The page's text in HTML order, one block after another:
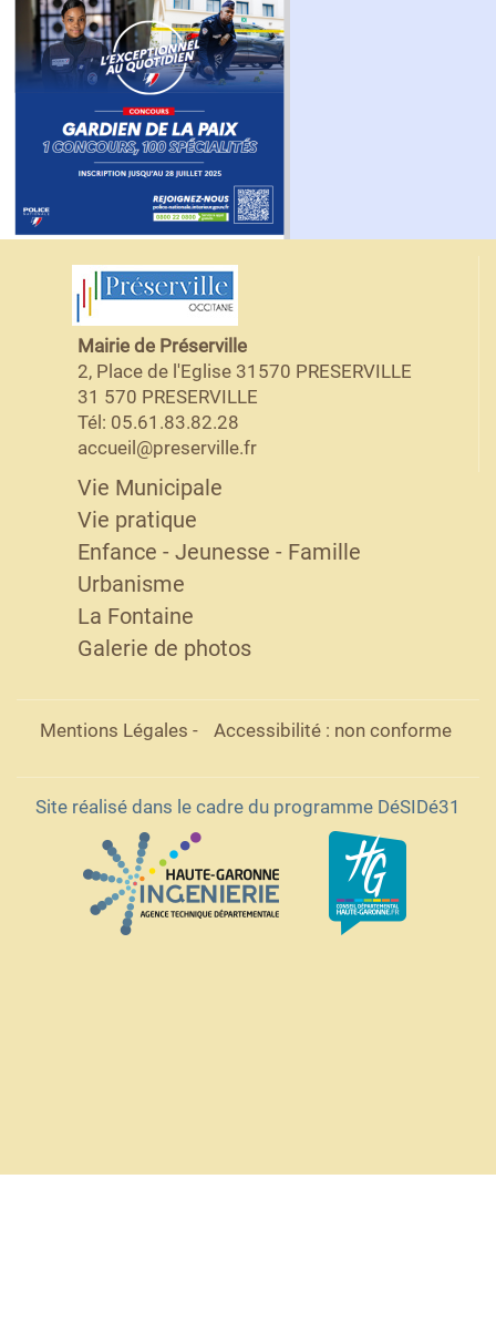
Mairie de Préserville
2, Place de l'Eglise 31570 PRESERVILLE
31 570 PRESERVILLE
Tél: 05.61.83.82.28
accueil@preserville.fr
Vie Municipale
Vie pratique
Enfance - Jeunesse - Famille
Urbanisme
La Fontaine
Galerie de photos
Mentions Légales - Accessibilité : non conforme
Site réalisé dans le cadre du programme DéSIDé31